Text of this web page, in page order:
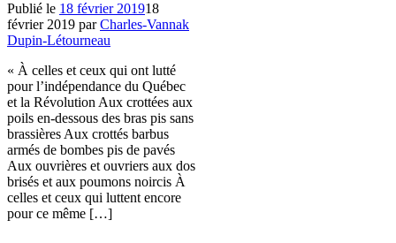
Publié le 18 février 201918
février 2019 parCharles-Vannak
Dupin-Létourneau
« À celles et ceux qui ont lutté
pour l’indépendance du Québec
et la Révolution Aux crottées aux
poils en-dessous des bras pis sans
brassières Aux crottés barbus
armés de bombes pis de pavés
Aux ouvrières et ouvriers aux dos
brisés et aux poumons noircis À
celles et ceux qui luttent encore
pour ce même […]